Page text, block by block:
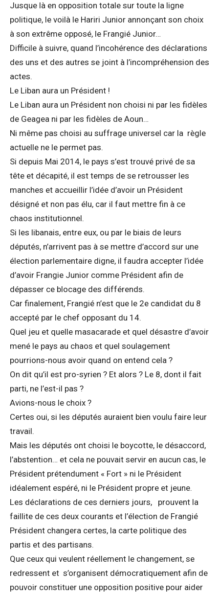
Jusque là en opposition totale sur toute la ligne
politique, le voilà le Hariri Junior annonçant son choix
à son extrême opposé, le Frangié Junior…
Difficile à suivre, quand l’incohérence des déclarations
des uns et des autres se joint à l’incompréhension des
actes.
Le Liban aura un Président !
Le Liban aura un Président non choisi ni par les fidèles
de Geagea ni par les fidèles de Aoun…
Ni même pas choisi au suffrage universel car la règle
actuelle ne le permet pas.
Si depuis Mai 2014, le pays s’est trouvé privé de sa
tête et décapité, il est temps de se retrousser les
manches et accueillir l’idée d’avoir un Président
désigné et non pas élu, car il faut mettre fin à ce
chaos institutionnel.
Si les libanais, entre eux, ou par le biais de leurs
députés, n’arrivent pas à se mettre d’accord sur une
élection parlementaire digne, il faudra accepter l’idée
d’avoir Frangie Junior comme Président afin de
dépasser ce blocage des différends.
Car finalement, Frangié n’est que le 2e candidat du 8
accepté par le chef opposant du 14.
Quel jeu et quelle masacarade et quel désastre d’avoir
mené le pays au chaos et quel soulagement
pourrions-nous avoir quand on entend cela ?
On dit qu’il est pro-syrien ? Et alors ? Le 8, dont il fait
parti, ne l’est-il pas ?
Avions-nous le choix ?
Certes oui, si les députés auraient bien voulu faire leur
travail.
Mais les députés ont choisi le boycotte, le désaccord,
l’abstention… et cela ne pouvait servir en aucun cas, le
Président prétendument « Fort » ni le Président
idéalement espéré, ni le Président propre et jeune.
Les déclarations de ces derniers jours, prouvent la
faillite de ces deux courants et l’élection de Frangié
Président changera certes, la carte politique des
partis et des partisans.
Que ceux qui veulent réellement le changement, se
redressent et s’organisent démocratiquement afin de
pouvoir constituer une opposition positive pour aider